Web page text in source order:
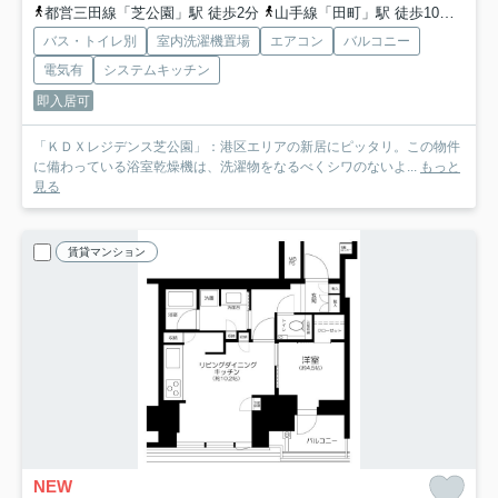
都営三田線「芝公園」駅 徒歩2分 山手線「田町」駅 徒歩10分
バス・トイレ別 室内洗濯機置場 エアコン
バルコニー
電気有
システムキッチン
即入居可
「ＫＤＸレジデンス芝公園」：港区エリアの新居にピッタリ。この物件
に備わっている浴室乾燥機は、洗濯物をなるべくシワのないよ...
もっと
見る
賃貸マンション
NEW